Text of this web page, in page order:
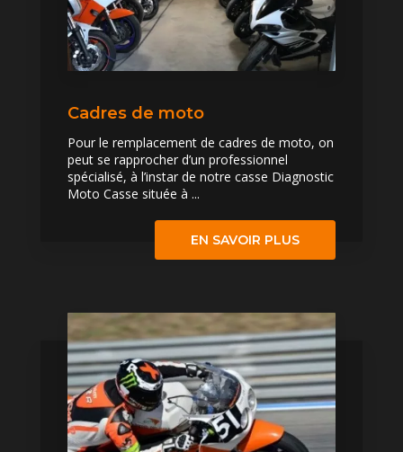
Cadres de moto
Pour le remplacement de cadres de moto, on
peut se rapprocher d’un professionnel
spécialisé, à l’instar de notre casse Diagnostic
Moto Casse située à ...
EN SAVOIR PLUS